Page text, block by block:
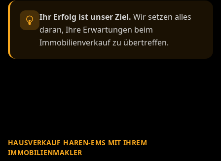
Ihr Erfolg ist unser Ziel. Wir setzen alles
daran, Ihre Erwartungen beim
Immobilienverkauf zu übertreffen.
HAUSVERKAUF HAREN-EMS MIT IHREM
IMMOBILIENMAKLER